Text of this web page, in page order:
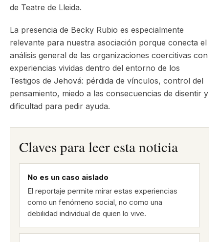
de Teatre de Lleida.
La presencia de Becky Rubio es especialmente
relevante para nuestra asociación porque conecta el
análisis general de las organizaciones coercitivas con
experiencias vividas dentro del entorno de los
Testigos de Jehová: pérdida de vínculos, control del
pensamiento, miedo a las consecuencias de disentir y
dificultad para pedir ayuda.
Claves para leer esta noticia
No es un caso aislado
El reportaje permite mirar estas experiencias
como un fenómeno social, no como una
debilidad individual de quien lo vive.